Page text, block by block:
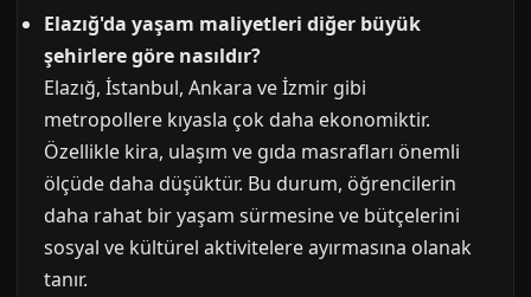
Elazığ'da yaşam maliyetleri diğer büyük
şehirlere göre nasıldır?
Elazığ, İstanbul, Ankara ve İzmir gibi
metropollere kıyasla çok daha ekonomiktir.
Özellikle kira, ulaşım ve gıda masrafları önemli
ölçüde daha düşüktür. Bu durum, öğrencilerin
daha rahat bir yaşam sürmesine ve bütçelerini
sosyal ve kültürel aktivitelere ayırmasına olanak
tanır.